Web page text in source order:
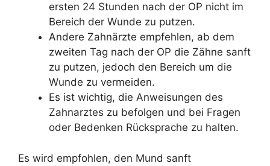
ersten 24 Stunden nach der OP nicht im
Bereich der Wunde zu putzen.
Andere Zahnärzte empfehlen, ab dem
zweiten Tag nach der OP die Zähne sanft
zu putzen, jedoch den Bereich um die
Wunde zu vermeiden.
Es ist wichtig, die Anweisungen des
Zahnarztes zu befolgen und bei Fragen
oder Bedenken Rücksprache zu halten.
Es wird empfohlen, den Mund sanft